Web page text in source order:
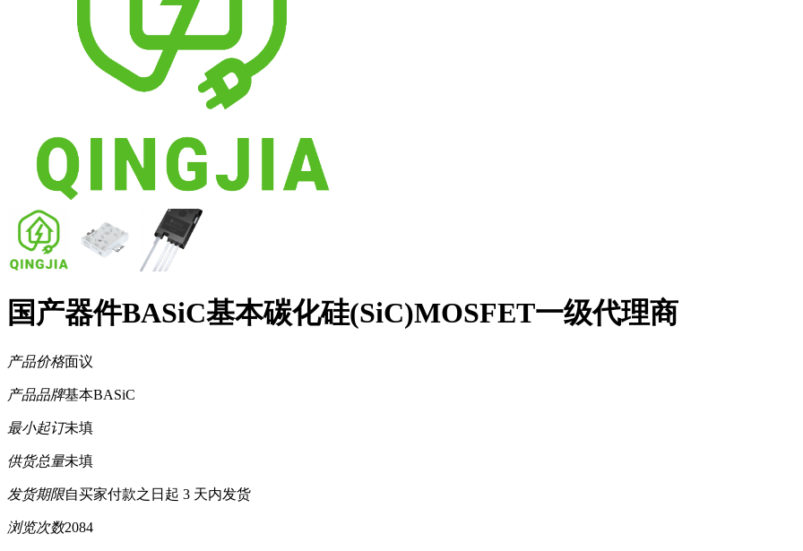
国产器件BASiC基本碳化硅(SiC)MOSFET一级代理商
产品价格面议
产品品牌基本BASiC
最小起订未填
供货总量未填
发货期限自买家付款之日起 3 天内发货
浏览次数2084